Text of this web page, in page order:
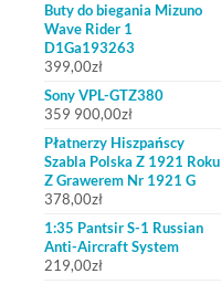
Buty do biegania Mizuno
Wave Rider 1
D1Ga193263
399,00zł
Sony VPL-GTZ380
359 900,00zł
Płatnerzy Hiszpańscy
Szabla Polska Z 1921 Roku
Z Grawerem Nr 1921 G
378,00zł
1:35 Pantsir S-1 Russian
Anti-Aircraft System
219,00zł